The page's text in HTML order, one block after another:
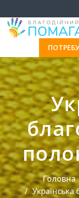
Головна
Українська